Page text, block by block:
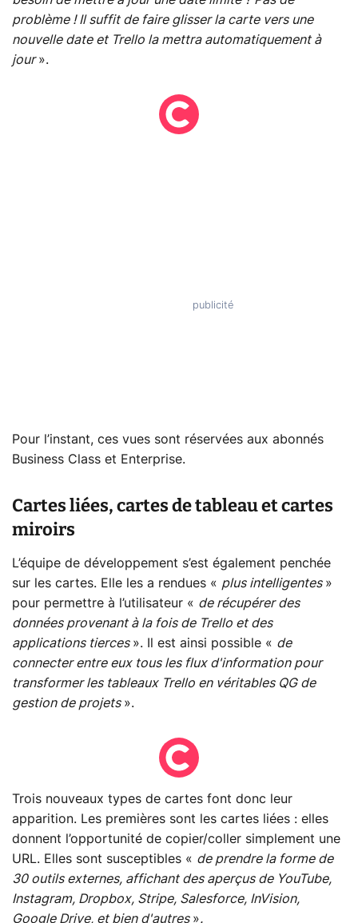
problème ! Il suffit de faire glisser la carte vers une
nouvelle date et Trello la mettra automatiquement à
jour».
Pour l’instant, ces vues sont réservées aux abonnés
Business Class et Enterprise.
Cartes liées, cartes de tableau et cartes
miroirs
L’équipe de développement s’est également penchée
sur les cartes. Elle les a rendues « plus intelligentes »
pour permettre à l’utilisateur « de récupérer des
données provenant à la fois de Trello et des
applications tierces ». Il est ainsi possible « de
connecter entre eux tous les flux d'information pour
transformer les tableaux Trello en véritables QG de
gestion de projets ».
Trois nouveaux types de cartes font donc leur
apparition. Les premières sont les cartes liées : elles
donnent l’opportunité de copier/coller simplement une
URL. Elles sont susceptibles « de prendre la forme de
30 outils externes, affichant des aperçus de YouTube,
Instagram, Dropbox, Stripe, Salesforce, InVision,
Google Drive, et bien d'autres ».